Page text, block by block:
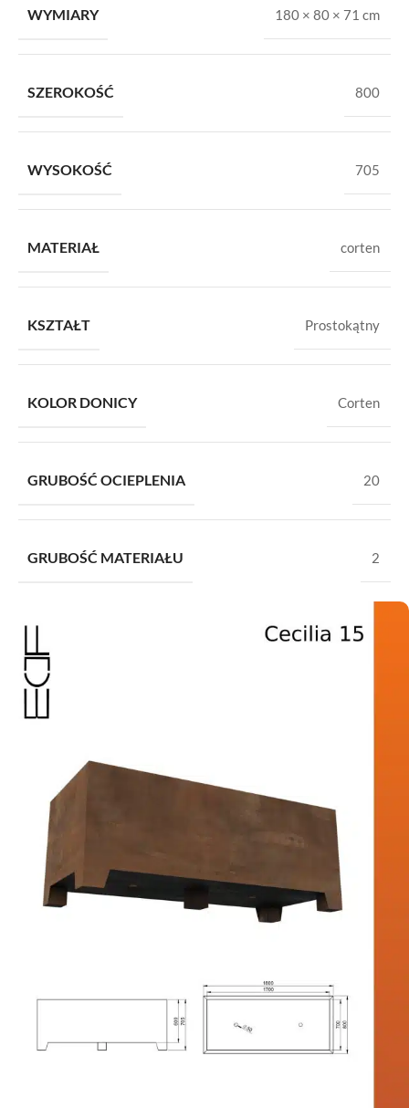
WYMIARY 180 × 80 × 71 cm
SZEROKOŚĆ 800
WYSOKOŚĆ 705
MATERIAŁ corten
KSZTAŁT Prostokątny
KOLOR DONICY Corten
GRUBOŚĆ OCIEPLENIA 20
GRUBOŚĆ MATERIAŁU 2